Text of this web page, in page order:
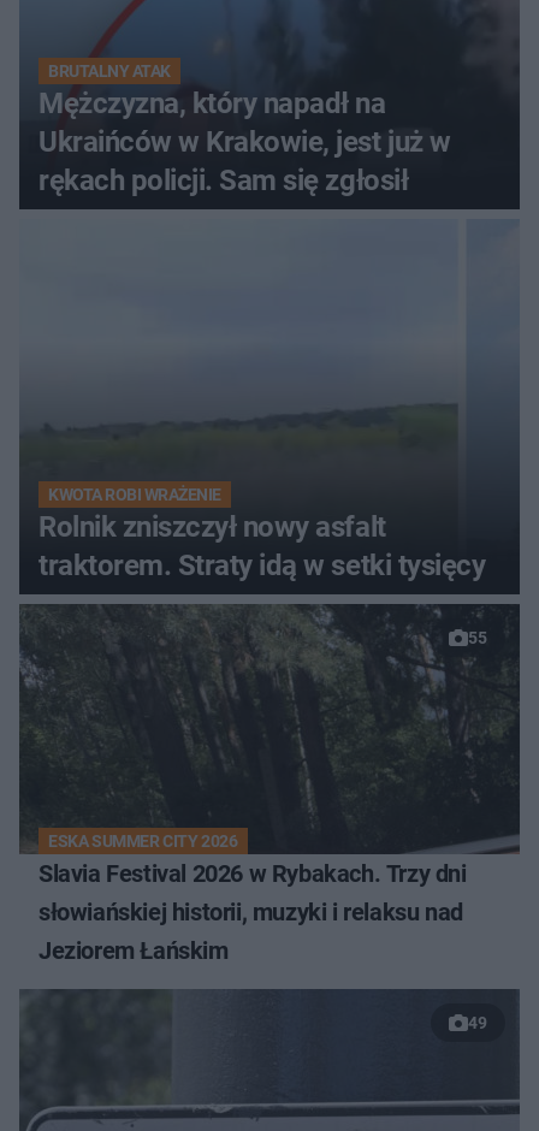
BRUTALNY ATAK
Mężczyzna, który napadł na
Ukraińców w Krakowie, jest już w
rękach policji. Sam się zgłosił
KWOTA ROBI WRAŻENIE
Rolnik zniszczył nowy asfalt
traktorem. Straty idą w setki tysięcy
55
ESKA SUMMER CITY 2026
Slavia Festival 2026 w Rybakach. Trzy dni
słowiańskiej historii, muzyki i relaksu nad
Jeziorem Łańskim
49